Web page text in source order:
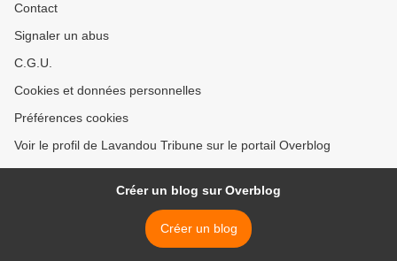
Contact
Signaler un abus
C.G.U.
Cookies et données personnelles
Préférences cookies
Voir le profil de Lavandou Tribune sur le portail Overblog
Créer un blog sur Overblog
Créer un blog